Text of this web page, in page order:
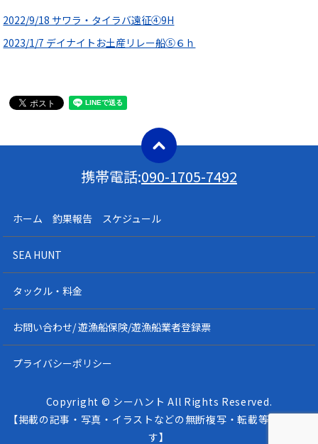
2022/9/18 サワラ・タイラバ遠征④9H
2023/1/7 デイナイトお土産リレー船⑤６ｈ
携帯電話:090-1705-7492
ホーム 釣果報告 スケジュール
SEA HUNT
タックル・料金
お問い合わせ/ 遊漁船保険/遊漁船業者登録票
プライバシーポリシー
Copyright © シーハント All Rights Reserved.
【掲載の記事・写真・イラストなどの無断複写・転載等を禁じま
す】